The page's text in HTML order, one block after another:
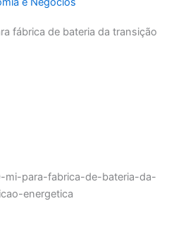
fábrica de bateria da transição